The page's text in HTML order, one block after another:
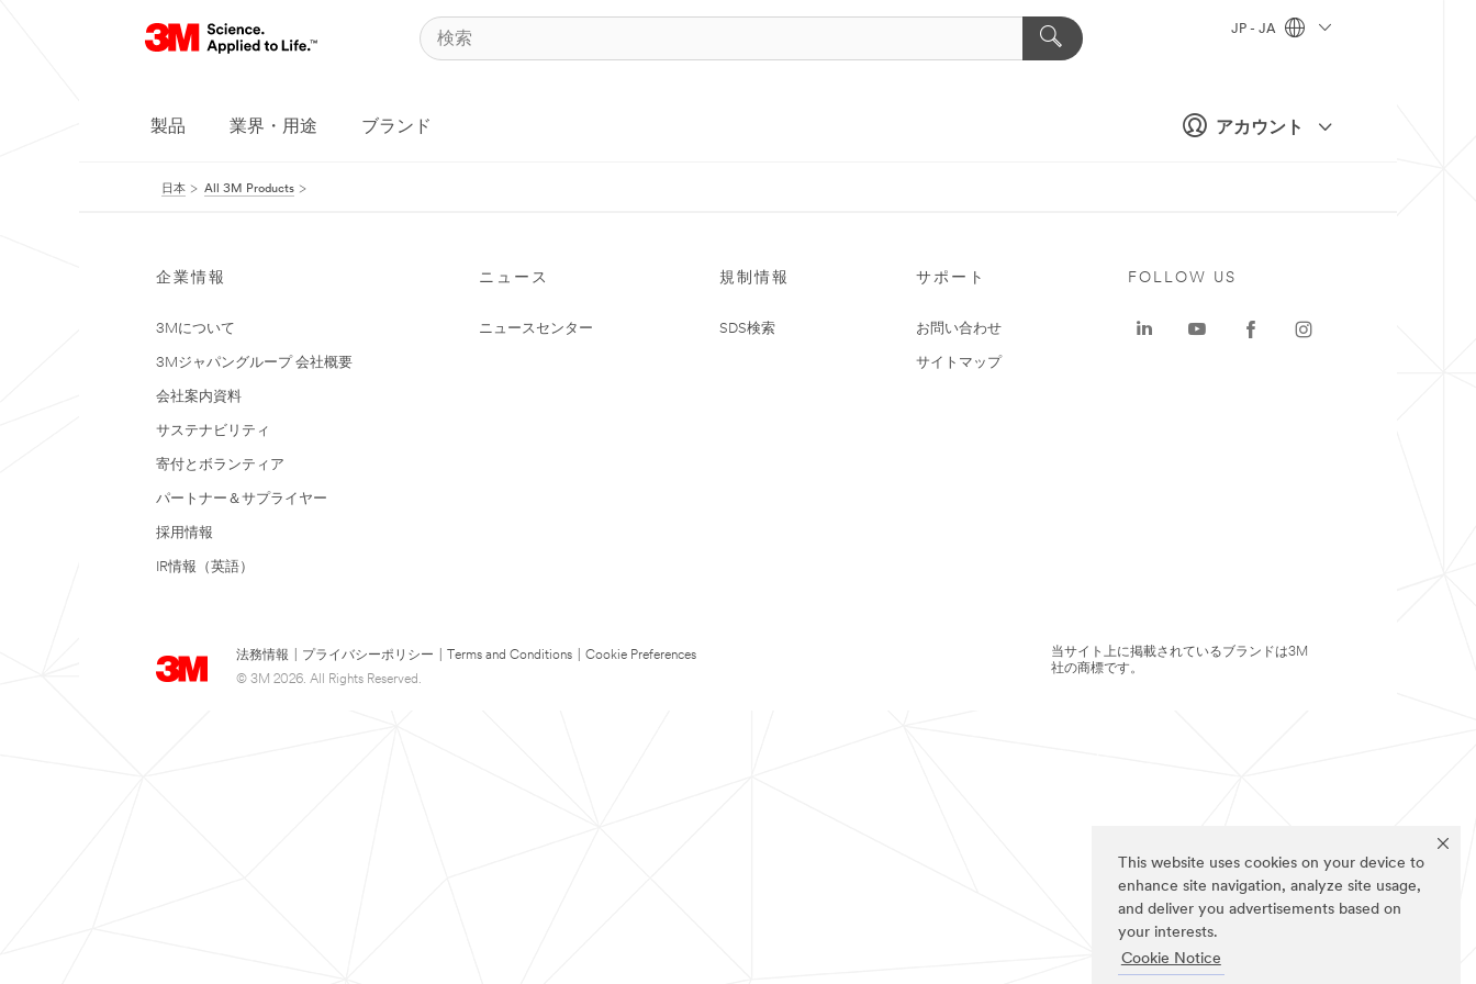
This website uses cookies on your device to
enhance site navigation, analyze site usage,
and deliver you advertisements based on
your interests.
Cookie Notice
アカウント
JP - JA
製品 業界・用途 ブランド
日本 All 3M Products
企業情報
3Mについて
3Mジャパングループ 会社概要
会社案内資料
サステナビリティ
寄付とボランティア
パートナー＆サプライヤー
採用情報
IR情報（英語）
ニュース
ニュースセンター
規制情報
SDS検索
サポート
お問い合わせ
サイトマップ
法務情報 プライバシーポリシー Terms and Conditions
Cookie Preferences
© 3M 2026. All Rights Reserved.
FOLLOW US
当サイト上に掲載されているブランドは3M
社の商標です。